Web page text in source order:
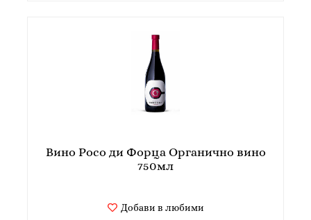
Вино Росо ди Форца Органично вино
750мл
Добави в любими